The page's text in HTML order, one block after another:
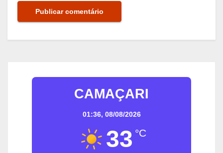
CAMAÇARI
01:36, 08/08/2026
33 °C